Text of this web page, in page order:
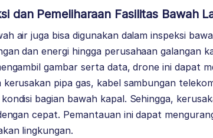
dan Pemeliharaan Fasilitas Bawah
air juga bisa digunakan dalam inspeksi
dan energi hingga perusahaan galangan
gambar serta data, drone ini dapat
kerusakan pipa gas, kabel sambungan
bagian bawah kapal. Sehingga,
cepat. Pemantauan ini dapat
lingkungan.